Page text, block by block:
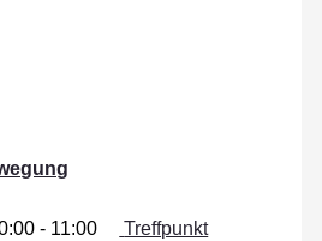
- 11:00
Treffpunkt